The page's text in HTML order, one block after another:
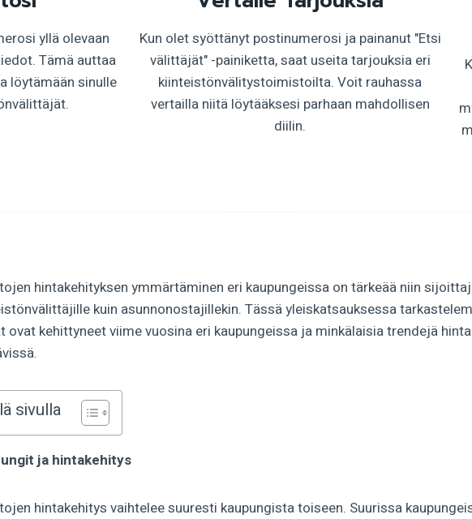
yllä olevaan
Tämä auttaa
löytämään sinulle
Kun olet syöttänyt postinumerosi ja painanut "Etsi
välittäjät" -painiketta, saat useita tarjouksia eri
kiinteistönvälitystoimistoilta. Voit rauhassa
vertailla niitä löytääksesi parhaan mahdollisen
diilin.
hintakehityksen ymmärtäminen eri kaupungeissa on tärkeää niin
kuin asunnonostajillekin. Tässä yleiskatsauksessa
ovat kehittyneet viime vuosina eri kaupungeissa ja minkälaisia trendejä
sivulla
ja hintakehitys
hintakehitys vaihtelee suuresti kaupungista toiseen. Suurissa